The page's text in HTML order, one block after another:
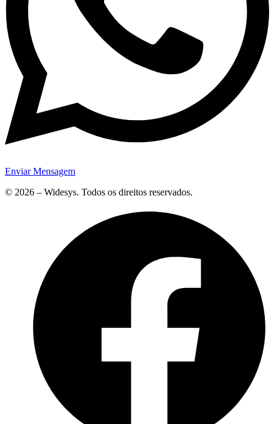
Enviar Mensagem
© 2026 – Widesys. Todos os direitos reservados.